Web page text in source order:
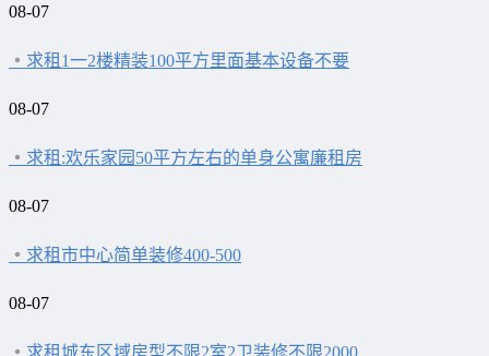
08-07
求租1一2楼精装100平方里面基本设备不要
08-07
求租:欢乐家园50平方左右的单身公寓廉租房
08-07
求租市中心简单装修400-500
08-07
求租城东区域房型不限2室2卫装修不限2000